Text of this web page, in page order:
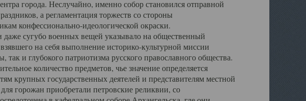
города. Неслучайно, именно собор становился отправной
а регламентация торжеств со стороны
конфессионально-идеологической окраски.
сугубо военных вещей указывало на общественный
на себя выполнение историко-культурной миссии
так и глубокого патриотизма русского православного общества.
количество предметов, чье значение определяется
крупных государственных деятелей и представителям местной
горожан приобретали петровские реликвии, со